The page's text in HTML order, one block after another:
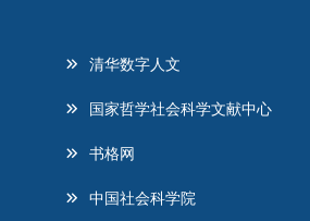
清华数字人文
国家哲学社会科学文献中心
书格网
中国社会科学院